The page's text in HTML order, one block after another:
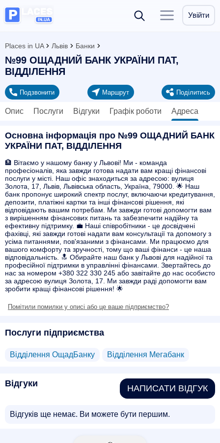
Увійти
Places in UA Львів Банки
№99 ОЩАДНИЙ БАНК УКРАЇНИ ПАТ,
ВІДДІЛЕННЯ
Подзвонити Маршрут Поділитись
Опис Послуги Відгуки Графік роботи Адреса
Основна інформація про №99 ОЩАДНИЙ БАНК
УКРАЇНИ ПАТ, ВІДДІЛЕННЯ
🏦 Вітаємо у нашому банку у Львові! Ми - команда
професіоналів, яка завжди готова надати вам кращі фінансові
послуги у місті. Наш офіс знаходиться за адресою: вулиця
Золота, 17, Львів, Львівська область, Україна, 79000. 🌟 Наш
банк пропонує широкий спектр послуг, включаючи кредитування,
депозити, платіжні картки та інші фінансові рішення, які
відповідають вашим потребам. Ми завжди готові допомогти вам
з вирішенням фінансових питань та забезпечити надійну та
ефективну підтримку. 💼 Наші співробітники - це досвідчені
фахівці, які завжди готові надати вам консультації та допомогу з
усіма питаннями, пов'язаними з фінансами. Ми працюємо для
вашого комфорту та зручності, тому що ваші фінанси - це наша
відповідальність. 🔝 Обирайте наш банк у Львові для надійної та
професійної підтримки в управлінні фінансами. Звертайтесь до
нас за номером +380 322 330 245 або завітайте до нас особисто
за адресою вулиця Золота, 17. Ми завжди раді допомогти вам
зробити кращі фінансові рішення! 🌟
Помітили помилки у описі або це ваше підприємство?
Послуги підприємства
Відділення ОщадБанку Відділення Мегабанк
Відгуки НАПИСАТИ ВІДГУК
Відгуків ще немає. Ви можете бути першим.